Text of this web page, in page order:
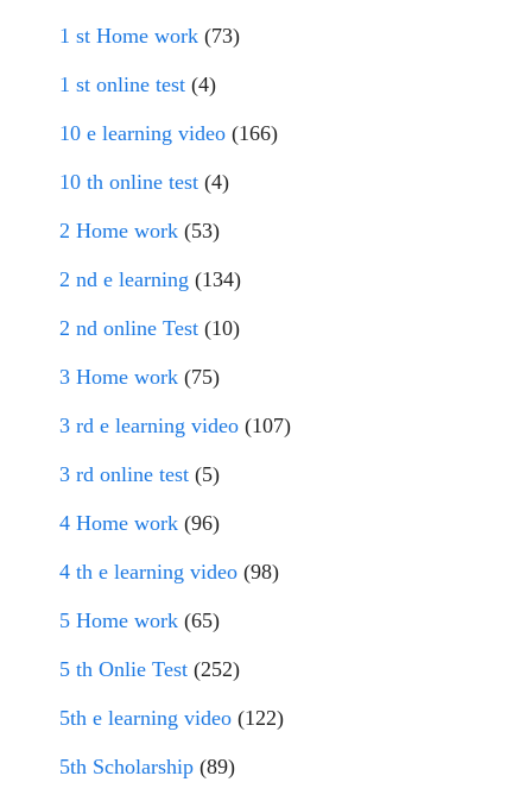
1 st Home work (73)
1 st online test (4)
10 e learning video (166)
10 th online test (4)
2 Home work (53)
2 nd e learning (134)
2 nd online Test (10)
3 Home work (75)
3 rd e learning video (107)
3 rd online test (5)
4 Home work (96)
4 th e learning video (98)
5 Home work (65)
5 th Onlie Test (252)
5th e learning video (122)
5th Scholarship (89)